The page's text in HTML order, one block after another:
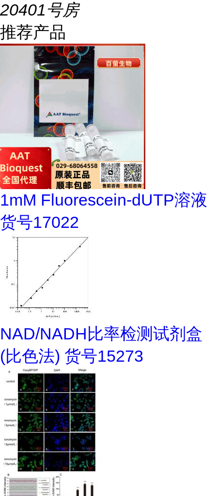
20401号房
推荐产品
1mM Fluorescein-dUTP溶液
货号17022
NAD/NADH比率检测试剂盒
(比色法) 货号15273